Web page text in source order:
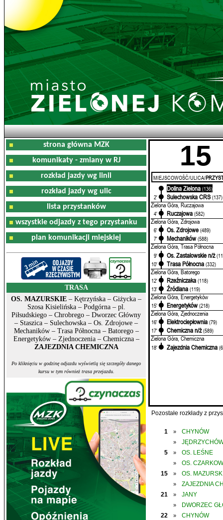
strona główna MZK
komunikaty - zmiany w RJ
rozkład jazdy wg linii
rozkład jazdy wg ulic
lista przystanków
wszystkie odjazdy z tego przystanku
plan komunikacji miejskiej
TRASA
OS. MAZURSKIE – Kętrzyńska – Giżycka –
Szosa Kisielińska – Podgórna – pl.
Piłsudskiego – Chrobrego – Dworzec Główny
– Staszica – Sulechowska – Os. Zdrojowe –
Mechaników – Trasa Północna – Batorego –
Energetyków – Zjednoczenia – Chemiczna –
ZAJEZDNIA CHEMICZNA
Po kliknięciu w godzinę odjazdu wyświetlą się szczegóły danego
kursu w tym również trasa przejazdu.
15
MIEJSCOWOŚĆ/ULICA/
Dolina Zielona (136)
2'
Sulechowska CRS (137)
Zielona Góra, Ruczajowa
4' Ruczajowa (582)
Zielona Góra, Zdrojowa
6' Os. Zdrojowe (489)
7'
Mechaników (588)
Zielona Góra, Trasa Północna
9' Os. Zastalowskie n/ż
10'
Trasa Północna (332)
Zielona Góra, Batorego
12' Rzeźniczaka (118)
13'
Źródlana (119)
Zielona Góra, Energetyków
15' Energetyków (218)
Zielona Góra, Zjednoczenia
16' Elektrociepłownia (79)
17'
Chemiczna n/ż (589)
Zielona Góra, Chemiczna
18' Zajezdnia Chemiczna
Pozostałe rozkłady z
1 » CHYNÓW
»
5
» OS. LEŚNE
»
OS.
15
» OS.
»
ZAJEZDNIA
21
» JANY
»
DWORZEC
22
» CHYNÓW